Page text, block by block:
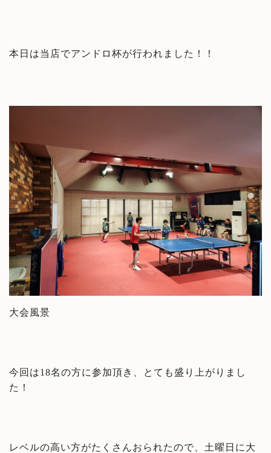
本日は当店でアンドロ杯が行われました！！
大会風景
今回は18名の方に参加頂き、とても盛り上がりまし
た！
レベルの高い方がたくさんおられたので、土曜日に大